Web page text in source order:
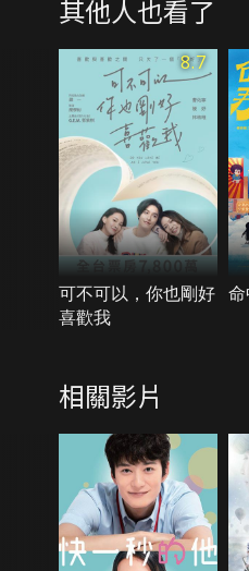
其他人也看了
8.7
可不可以，你也剛好
喜歡我
命
相關影片